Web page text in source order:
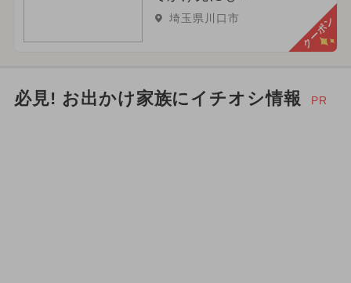
埼玉県川口市 クーポン
必見! お出かけ家族にイチオシ情報 PR